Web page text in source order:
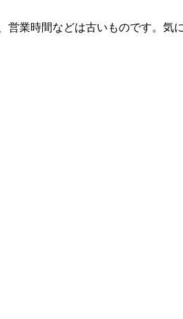
業時間などは古いものです。気